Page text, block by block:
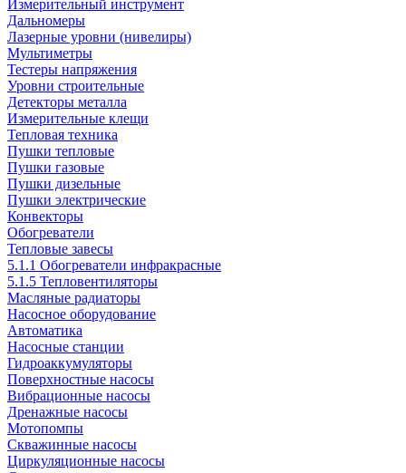
Измерительный инструмент
Дальномеры
Лазерные уровни (нивелиры)
Мультиметры
Тестеры напряжения
Уровни строительные
Детекторы металла
Измерительные клещи
Тепловая техника
Пушки тепловые
Пушки газовые
Пушки дизельные
Пушки электрические
Конвекторы
Обогреватели
Тепловые завесы
5.1.1 Обогреватели инфракрасные
5.1.5 Тепловентиляторы
Масляные радиаторы
Насосное оборудование
Автоматика
Насосные станции
Гидроаккумуляторы
Поверхностные насосы
Вибрационные насосы
Дренажные насосы
Мотопомпы
Скважинные насосы
Циркуляционные насосы